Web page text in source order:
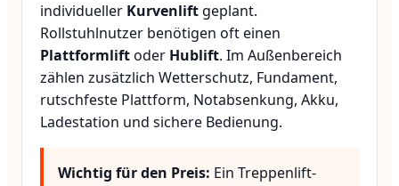
individueller Kurvenlift geplant.
Rollstuhlnutzer benötigen oft einen
Plattformliftoder Hublift. Im Außenbereich
zählen zusätzlich Wetterschutz, Fundament,
rutschfeste Plattform, Notabsenkung, Akku,
Ladestation und sichere Bedienung.
Wichtig für den Preis: Ein Treppenlift-